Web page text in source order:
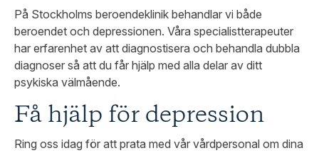
På Stockholms beroendeklinik behandlar vi både
beroendet och depressionen. Våra specialistterapeuter
har erfarenhet av att diagnostisera och behandla dubbla
diagnoser så att du får hjälp med alla delar av ditt
psykiska välmående.
Få hjälp för depression
Ring oss idag för att prata med vår vårdpersonal om dina